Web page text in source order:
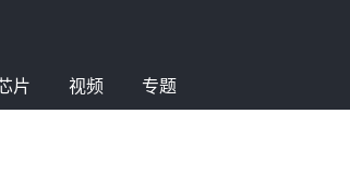
片 视频 专题